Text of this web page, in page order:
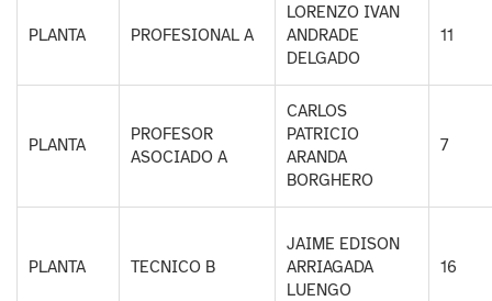
PLANTA PROFESIONAL A
LORENZO IVAN
ANDRADE
DELGADO
11
PLANTA
PROFESOR
ASOCIADO A
CARLOS
PATRICIO
ARANDA
BORGHERO
7
PLANTA TECNICO B
JAIME EDISON
ARRIAGADA
LUENGO
16